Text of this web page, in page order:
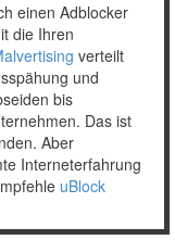
einen Adblocker
die Ihren
verteilt
und
bis
Das ist
Aber
Interneterfahrung
uBlock